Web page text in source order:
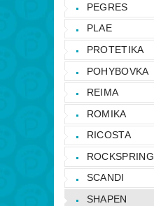
PEGRES
PLAE
PROTETIKA
POHYBOVKA
REIMA
ROMIKA
RICOSTA
ROCKSPRING
SCANDI
SHAPEN